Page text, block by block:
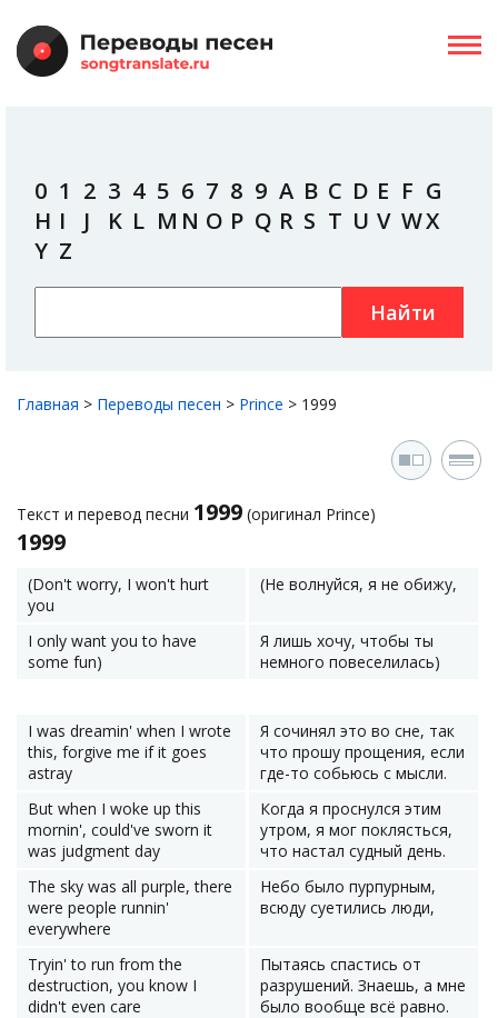
0 1 2 3 4 5 6 7 8 9 A B C D E F G
H I J K L M N O P Q R S T U V WX
Y Z
Найти
Главная > Переводы песен > Prince > 1999
Текст и перевод песни 1999 (оригинал Prince)
1999
(Don't worry, I won't hurt
you
(Не волнуйся, я не обижу,
I only want you to have
some fun)
Я лишь хочу, чтобы ты
немного повеселилась)
I was dreamin' when I wrote
this, forgive me if it goes
astray
Я сочинял это во сне, так
что прошу прощения, если
где-то собьюсь с мысли.
But when I woke up this
mornin', could've sworn it
was judgment day
Когда я проснулся этим
утром, я мог поклясться,
что настал судный день.
The sky was all purple, there
were people runnin'
everywhere
Небо было пурпурным,
всюду суетились люди,
Tryin' to run from the
destruction, you know I
didn't even care
Пытаясь спастись от
разрушений. Знаешь, а мне
было вообще всё равно.